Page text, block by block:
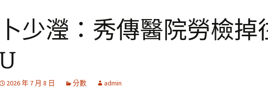
卜少瀅：秀傳醫院勞檢掉
2026 年 7 月 8 日 分數 admin